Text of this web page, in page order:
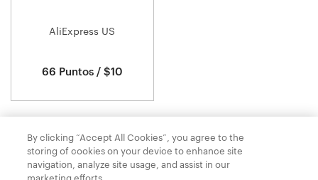
AliExpress US
66 Puntos / $10
Has visto 17 de17establecimientos
By clicking “Accept All Cookies”, you agree to the
storing of cookies on your device to enhance site
navigation, analyze site usage, and assist in our